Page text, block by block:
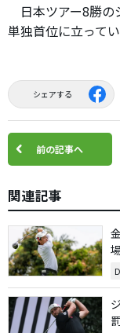
日本ツアー8勝の
単独首位に立ってい
シェアする
前の記事へ
関連記事